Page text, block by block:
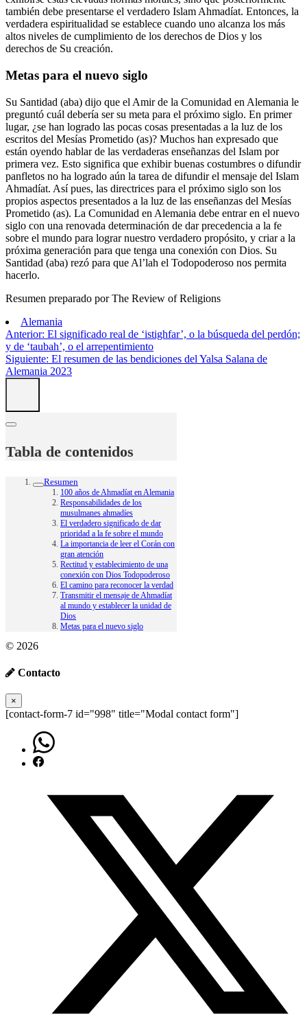
también debe presentarse el verdadero Islam Ahmadíat. Entonces, la
verdadera espiritualidad se establece cuando uno alcanza los más
altos niveles de cumplimiento de los derechos de Dios y los
derechos de Su creación.
Metas para el nuevo siglo
Su Santidad (aba) dijo que el Amir de la Comunidad en Alemania le
preguntó cuál debería ser su meta para el próximo siglo. En primer
lugar, ¿se han logrado las pocas cosas presentadas a la luz de los
escritos del Mesías Prometido (as)? Muchos han expresado que
están oyendo hablar de las verdaderas enseñanzas del Islam por
primera vez. Esto significa que exhibir buenas costumbres o difundir
panfletos no ha logrado aún la tarea de difundir el mensaje del Islam
Ahmadíat. Así pues, las directrices para el próximo siglo son los
propios aspectos presentados a la luz de las enseñanzas del Mesías
Prometido (as). La Comunidad en Alemania debe entrar en el nuevo
siglo con una renovada determinación de dar precedencia a la fe
sobre el mundo para lograr nuestro verdadero propósito, y criar a la
próxima generación para que tenga una conexión con Dios. Su
Santidad (aba) rezó para que Al’lah el Todopoderoso nos permita
hacerlo.
Resumen preparado por The Review of Religions
Alemania
Anterior: El significado real de ‘istighfar’, o la búsqueda del perdón;
y de ‘taubah’, o el arrepentimiento
Siguiente: El resumen de las bendiciones del Yalsa Salana de
Alemania 2023
Tabla de contenidos
Resumen
100 años de Ahmadíat en Alemania
Responsabilidades de los
musulmanes ahmadíes
El verdadero significado de dar
prioridad a la fe sobre el mundo
La importancia de leer el Corán con
gran atención
Rectitud y establecimiento de una
conexión con Dios Todopoderoso
El camino para reconocer la verdad
Transmitir el mensaje de Ahmadíat
al mundo y establecer la unidad de
Dios
Metas para el nuevo siglo
© 2026
Contacto
×
[contact-form-7 id="998" title="Modal contact form"]